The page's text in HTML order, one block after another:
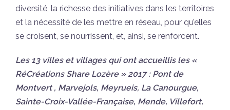
diversité, la richesse des initiatives dans les territoires
et la nécessité de les mettre en réseau, pour qu’elles
se croisent, se nourrissent, et, ainsi, se renforcent.
Les 13 villes et villages qui ont accueillis les «
RéCréations Share Lozère » 2017 : Pont de
Montvert , Marvejols, Meyrueis, La Canourgue,
Sainte-Croix-Vallée-Française, Mende, Villefort,